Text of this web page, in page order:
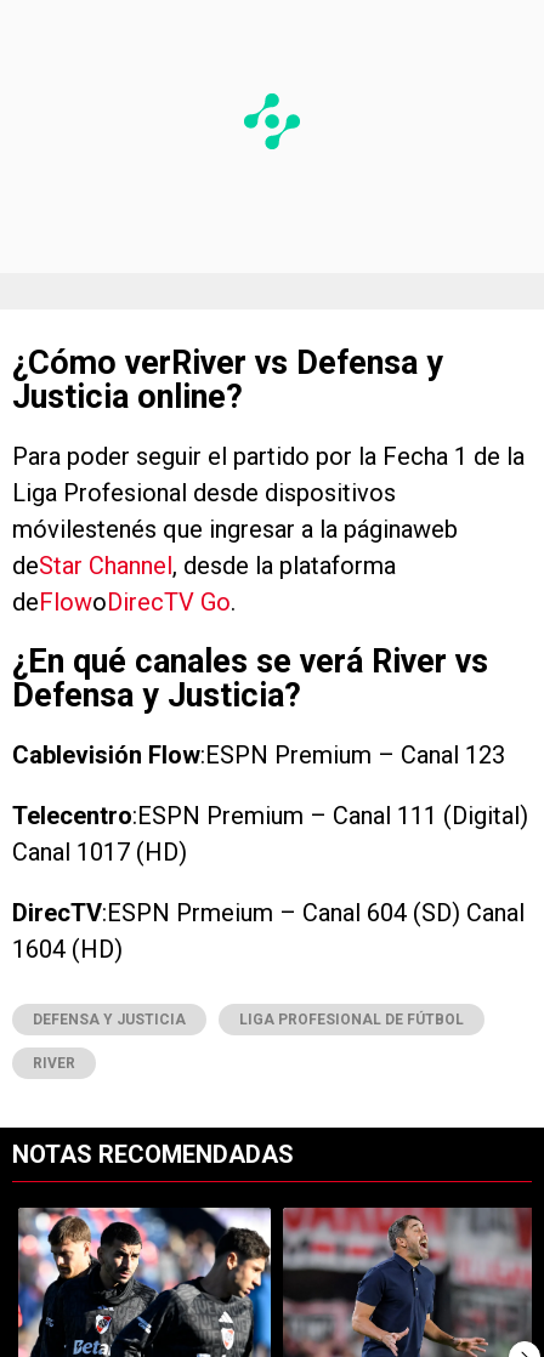
¿Cómo verRiver vs Defensa y
Justicia online?
Para poder seguir el partido por la Fecha 1 de la
Liga Profesional desde dispositivos
móvilestenés que ingresar a la páginaweb
deStar Channel , desde la plataforma
deFlowoDirecTV Go.
¿En qué canales se verá River vs
Defensa y Justicia?
Cablevisión Flow:ESPN Premium – Canal 123
Telecentro:ESPN Premium – Canal 111 (Digital)
Canal 1017 (HD)
DirecTV:ESPN Prmeium – Canal 604 (SD) Canal
1604 (HD)
DEFENSA Y JUSTICIA LIGA PROFESIONAL DE FÚTBOL
RIVER
NOTAS RECOMENDADAS
Un artículo de tendencia con el título "River vs. Tigre EN VIVO:
Un artículo de tendencia con el